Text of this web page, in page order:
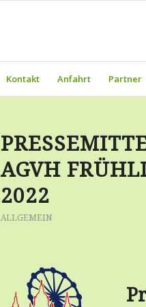
Kontakt Anfahrt Partner
AGVH
2022
ALLGEMEIN